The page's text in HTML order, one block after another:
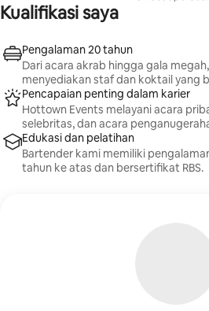
yang Anda pilih. Hubungi
detailnya!
Kualifikasi saya
Pengalaman 20 tahun
Dari acara akrab hingga gala
menyediakan staf dan koktail yang
Pencapaian penting dalam karier
Hottown Events melayani acara
selebritas, dan acara
Edukasi dan pelatihan
Bartender kami memiliki
tahun ke atas dan bersertifikat RBS.